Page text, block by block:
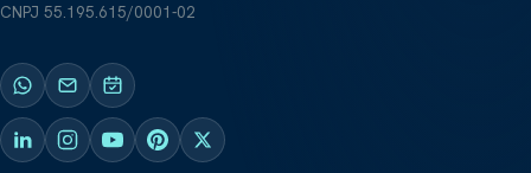
CNPJ 55.195.615/0001-02